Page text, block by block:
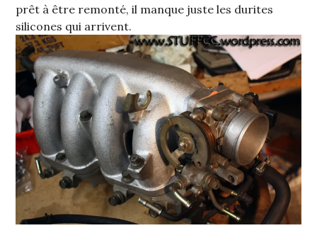
prêt à être remonté, il manque juste les durites
silicones qui arrivent.